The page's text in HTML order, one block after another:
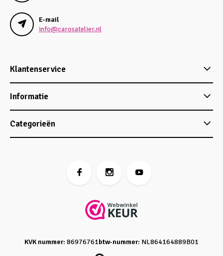
E-mail
info@carosatelier.nl
Klantenservice
Informatie
Categorieën
KVK nummer: 86976761btw-nummer: NL864164889B01